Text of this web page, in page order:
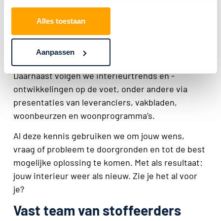
Alles toestaan
Aanpassen
productkennis, interieurkennis en kennis van
ontwikkelingen in de markt is er voor een goed
advies ook veel technische kennis nodig. We
durven best te stellen dat wij ons daarin
onderscheiden van andere woninginrichters.
Daarnaast volgen we interieurtrends en -
ontwikkelingen op de voet, onder andere via
presentaties van leveranciers, vakbladen,
woonbeurzen en woonprogramma’s.
Al deze kennis gebruiken we om jouw wens,
vraag of probleem te doorgronden en tot de best
mogelijke oplossing te komen. Met als resultaat:
jouw interieur weer als nieuw. Zie je het al voor
je?
Vast team van stoffeerders